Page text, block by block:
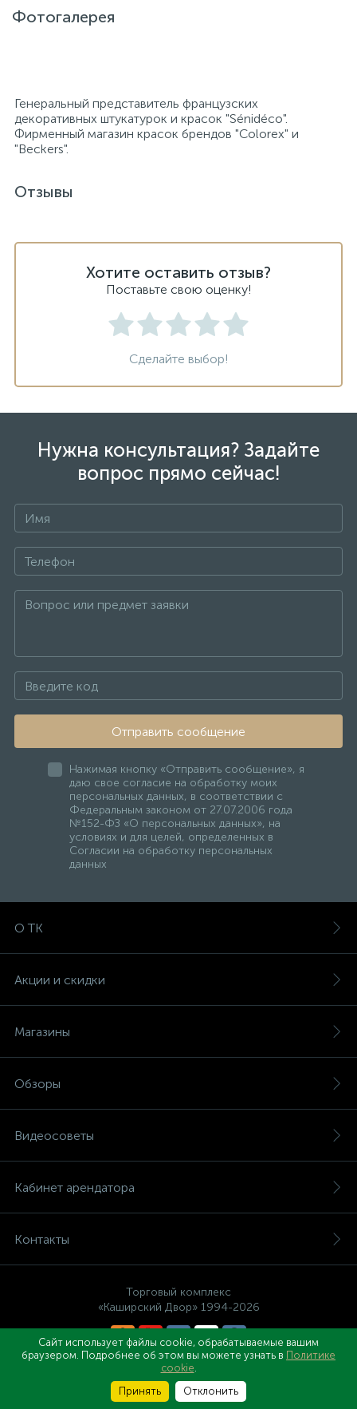
Фотогалерея
Генеральный представитель французских
декоративных штукатурок и красок "Sénidéco".
Фирменный магазин красок брендов "Colorex" и
"Beckers".
Отзывы
Хотите оставить отзыв?
Поставьте свою оценку!
Сделайте выбор!
Нужна консультация? Задайте
вопрос прямо сейчас!
Отправить сообщение
Нажимая кнопку «Отправить сообщение», я
даю свое согласие на обработку моих
персональных данных, в соответствии с
Федеральным законом от 27.07.2006 года
№152-ФЗ «О персональных данных», на
условиях и для целей, определенных в
Согласии на обработку персональных
данных
О ТК
Акции и скидки
Магазины
Обзоры
Видеосоветы
Кабинет арендатора
Контакты
Торговый комплекс
«Каширский Двор» 1994-2026
Правовые документы
Сайт использует файлы cookie, обрабатываемые вашим
браузером. Подробнее об этом вы можете узнать в Политике
cookie.
Принять
Отклонить